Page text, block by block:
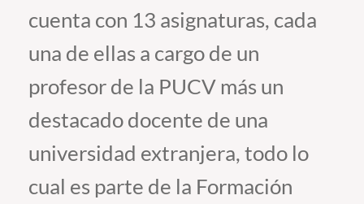
Admisión
Estudiantes
cuenta con 13 asignaturas, cada
una de ellas a cargo de un
profesor de la PUCV más un
destacado docente de una
universidad extranjera, todo lo
cual es parte de la Formación